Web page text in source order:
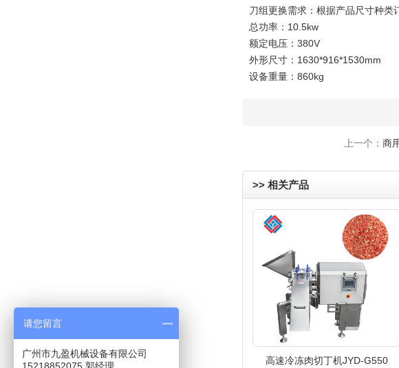
刀组更换需求：根据产品尺寸种类
总功率：10.5kw
额定电压：380V
外形尺寸：1630*916*1530mm
设备重量：860kg
上一个： 商
>> 相关产品
高速冷冻肉切丁机JYD-G550
请您留言
广州市九盈机械设备有限公司